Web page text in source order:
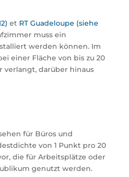
et RT Guadeloupe (siehe
muss ein
werden können. Im
einer Fläche von bis zu 20
verlangt, darüber hinaus
für Büros und
von 1 Punkt pro 20
die für Arbeitsplätze oder
genutzt werden.